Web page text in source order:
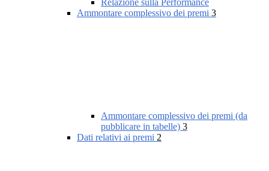
Relazione sulla Performance
Ammontare complessivo dei premi 3
Ammontare complessivo dei premi (da
pubblicare in tabelle) 3
Dati relativi ai premi 2